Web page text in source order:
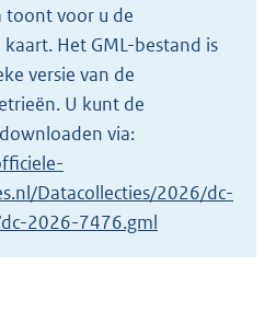
e
:
2
K
b
toont voor u de
Het GML-bestand is
versie van de
U kunt de
via:
Datacollecties/2026/dc-
2026-7476.gml